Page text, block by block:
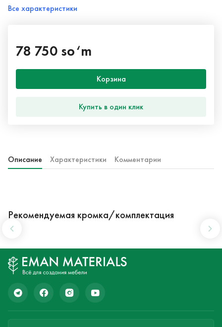
Все характеристики
78 750 so‘m
Корзина
Купить в один клик
Описание Характеристики Комментарии
Рекомендуемая кромка/комплектация